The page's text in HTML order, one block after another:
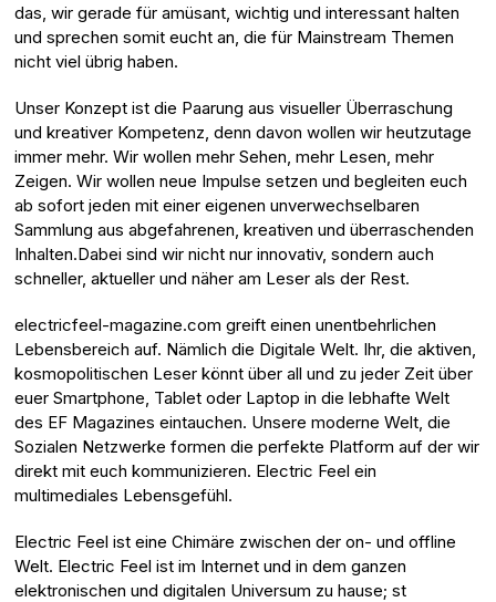
das, wir gerade für amüsant, wichtig und interessant halten
und sprechen somit eucht an, die für Mainstream Themen
nicht viel übrig haben.
Unser Konzept ist die Paarung aus visueller Überraschung
und kreativer Kompetenz, denn davon wollen wir heutzutage
immer mehr. Wir wollen mehr Sehen, mehr Lesen, mehr
Zeigen. Wir wollen neue Impulse setzen und begleiten euch
ab sofort jeden mit einer eigenen unverwechselbaren
Sammlung aus abgefahrenen, kreativen und überraschenden
Inhalten.Dabei sind wir nicht nur innovativ, sondern auch
schneller, aktueller und näher am Leser als der Rest.
electricfeel-magazine.com greift einen unentbehrlichen
Lebensbereich auf. Nämlich die Digitale Welt. Ihr, die aktiven,
kosmopolitischen Leser könnt über all und zu jeder Zeit über
euer Smartphone, Tablet oder Laptop in die lebhafte Welt
des EF Magazines eintauchen. Unsere moderne Welt, die
Sozialen Netzwerke formen die perfekte Platform auf der wir
direkt mit euch kommunizieren. Electric Feel ein
multimediales Lebensgefühl.
Electric Feel ist eine Chimäre zwischen der on- und offline
Welt. Electric Feel ist im Internet und in dem ganzen
elektronischen und digitalen Universum zu hause; st